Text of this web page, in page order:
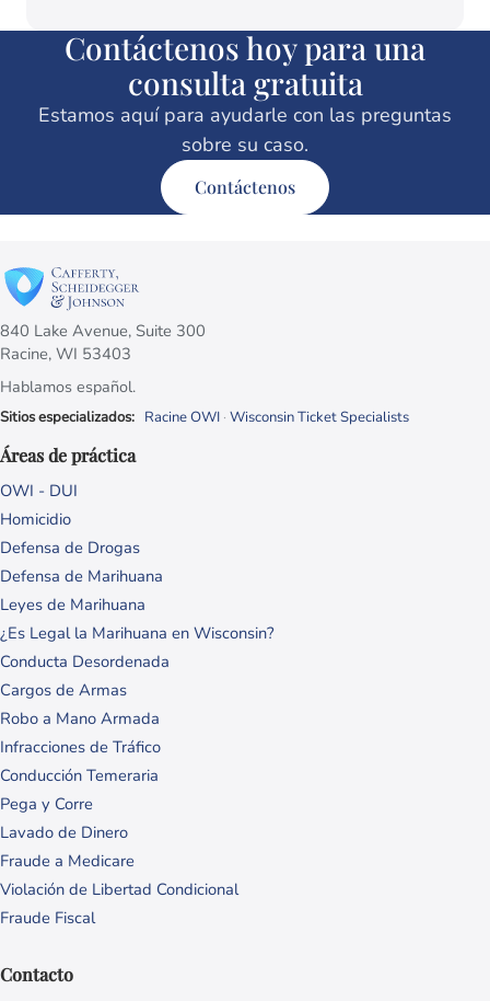
Contáctenos hoy para una
consulta gratuita
Estamos aquí para ayudarle con las preguntas
sobre su caso.
Contáctenos
840 Lake Avenue, Suite 300
Racine, WI 53403
Hablamos español.
Sitios especializados: Racine OWI · Wisconsin Ticket Specialists
Áreas de práctica
OWI - DUI
Homicidio
Defensa de Drogas
Defensa de Marihuana
Leyes de Marihuana
¿Es Legal la Marihuana en Wisconsin?
Conducta Desordenada
Cargos de Armas
Robo a Mano Armada
Infracciones de Tráfico
Conducción Temeraria
Pega y Corre
Lavado de Dinero
Fraude a Medicare
Violación de Libertad Condicional
Fraude Fiscal
Contacto